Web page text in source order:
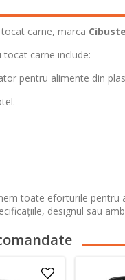
carne, marca
tocat carne include:
pentru alimente din
toate eforturile pentru
designul sau